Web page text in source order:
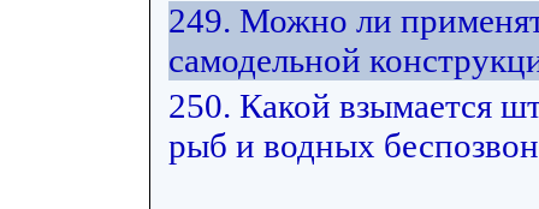
249. Можно ли
самодельной
250. Какой взымается
рыб и водных